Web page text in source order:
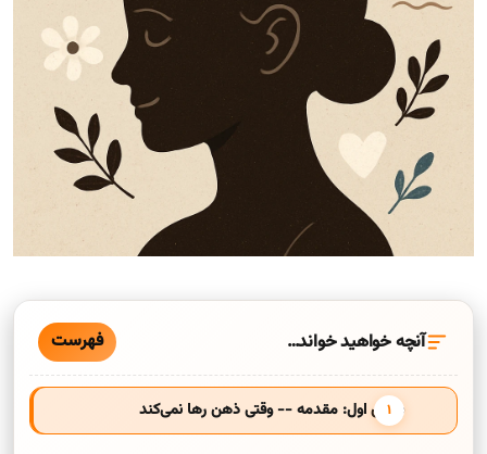
آنچه خواهید خواند… فهرست
بخش اول: مقدمه -- وقتی ذهن رها نمی‌کند